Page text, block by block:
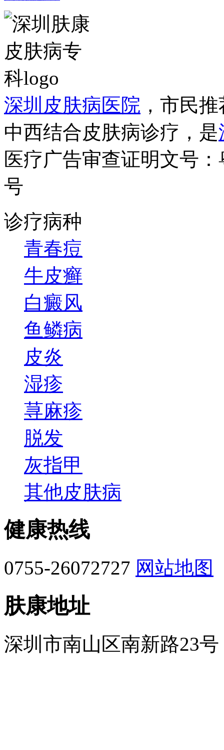
深圳皮肤病医院 ，市民
中西结合皮肤病诊疗，是
医疗广告审查证明文号
号
诊疗病种
青春痘
牛皮癣
白癜风
鱼鳞病
皮炎
湿疹
荨麻疹
脱发
灰指甲
其他皮肤病
健康热线
0755-26072727 网站地图
肤康地址
深圳市南山区南新路23